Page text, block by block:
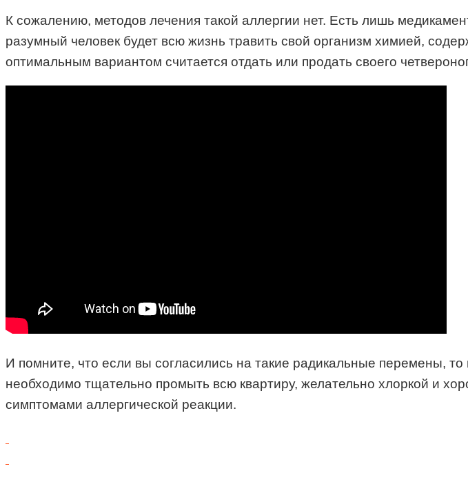
К сожалению, методов лечения такой аллергии нет. Есть лишь
разумный человек будет всю жизнь травить свой организм химией,
оптимальным вариантом считается отдать или продать своего
И помните, что если вы согласились на такие радикальные перемены,
необходимо тщательно промыть всю квартиру, желательно хлоркой и
симптомами аллергической реакции.